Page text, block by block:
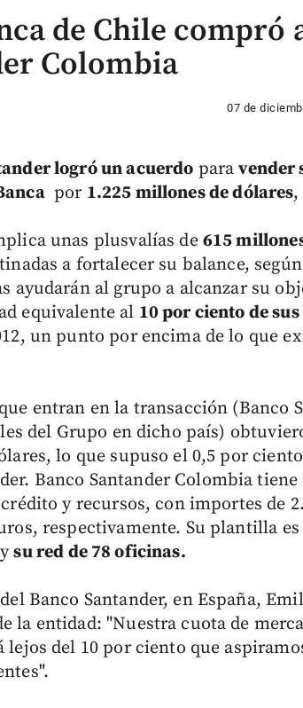
de Chile compró
Colombia
07 de
logró un acuerdo paravender
por 1.225 millones de dólares,
unas plusvalías de 615
a fortalecer su balance,
ayudarán al grupo a alcanzar su
equivalente al 10 por ciento de
un punto por encima de lo que
entran en la transacción (Banco
del Grupo en dicho país)
lo que supuso el 0,5 por
Banco Santander Colombia
y recursos, con importes de
respectivamente. Su plantilla es
ysu red de 78 oficinas.
Banco Santander, en España,
la entidad: "Nuestra cuota de
lejos del 10 por ciento que